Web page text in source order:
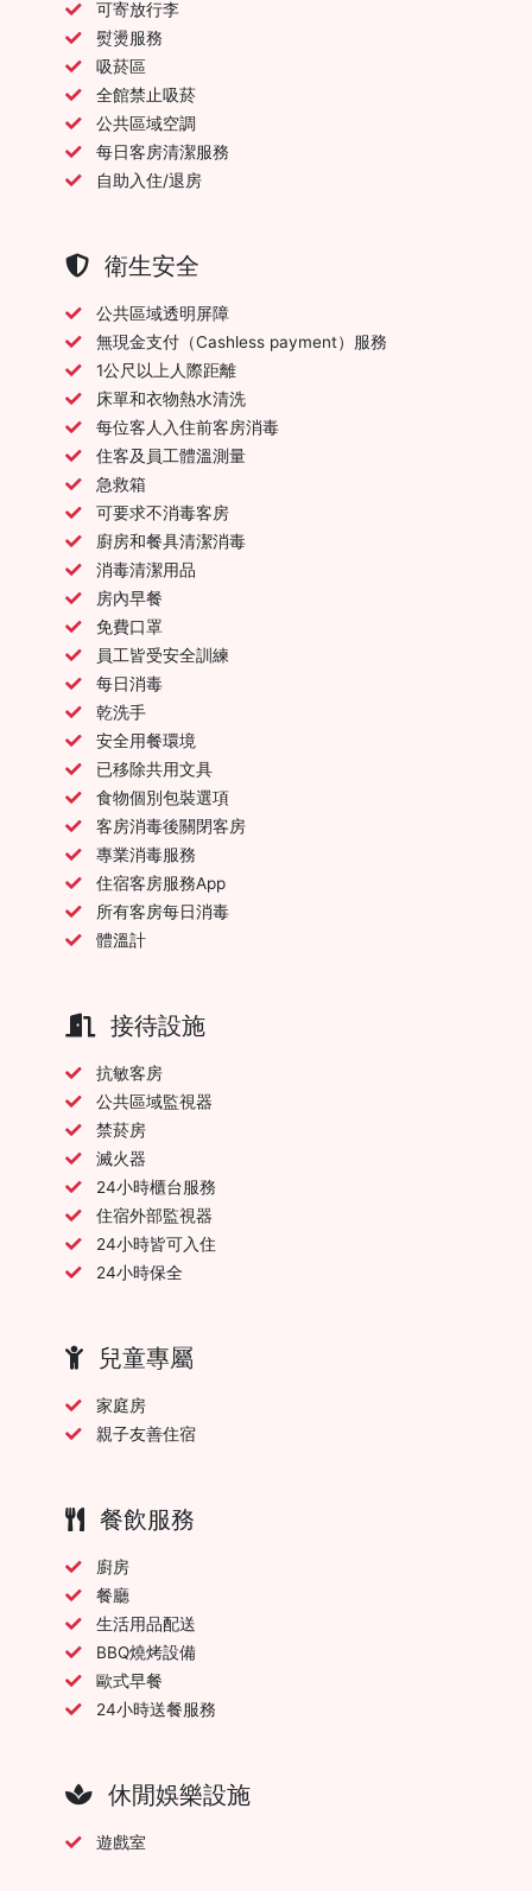
可寄放行李
熨燙服務
吸菸區
全館禁止吸菸
公共區域空調
每日客房清潔服務
自助入住/退房
衛生安全
公共區域透明屏障
無現金支付（Cashless payment）服務
1公尺以上人際距離
床單和衣物熱水清洗
每位客人入住前客房消毒
住客及員工體溫測量
急救箱
可要求不消毒客房
廚房和餐具清潔消毒
消毒清潔用品
房內早餐
免費口罩
員工皆受安全訓練
每日消毒
乾洗手
安全用餐環境
已移除共用文具
食物個別包裝選項
客房消毒後關閉客房
專業消毒服務
住宿客房服務App
所有客房每日消毒
體溫計
接待設施
抗敏客房
公共區域監視器
禁菸房
滅火器
24小時櫃台服務
住宿外部監視器
24小時皆可入住
24小時保全
兒童專屬
家庭房
親子友善住宿
餐飲服務
廚房
餐廳
生活用品配送
BBQ燒烤設備
歐式早餐
24小時送餐服務
休閒娛樂設施
遊戲室